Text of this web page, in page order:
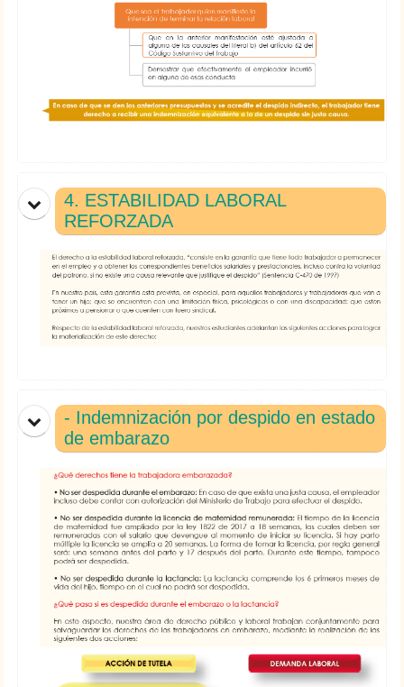
4. ESTABILIDAD LABORAL
REFORZADA
- Indemnización por despido en estado
de embarazo